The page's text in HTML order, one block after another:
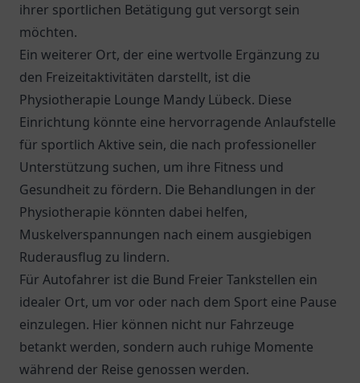
ihrer sportlichen Betätigung gut versorgt sein
möchten.
Ein weiterer Ort, der eine wertvolle Ergänzung zu
den Freizeitaktivitäten darstellt, ist die
Physiotherapie Lounge Mandy Lübeck. Diese
Einrichtung könnte eine hervorragende Anlaufstelle
für sportlich Aktive sein, die nach professioneller
Unterstützung suchen, um ihre Fitness und
Gesundheit zu fördern. Die Behandlungen in der
Physiotherapie könnten dabei helfen,
Muskelverspannungen nach einem ausgiebigen
Ruderausflug zu lindern.
Für Autofahrer ist die Bund Freier Tankstellen ein
idealer Ort, um vor oder nach dem Sport eine Pause
einzulegen. Hier können nicht nur Fahrzeuge
betankt werden, sondern auch ruhige Momente
während der Reise genossen werden.